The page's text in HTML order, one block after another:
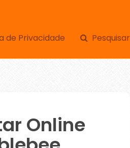
de Privacidade Pesquisar
Online